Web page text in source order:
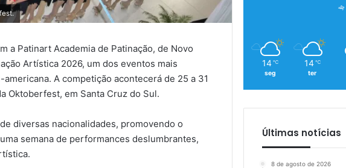
a Patinart Academia de Patinação, de Novo
Artística 2026, um dos eventos mais
A competição acontecerá de 25 a 31
Oktoberfest, em Santa Cruz do Sul.
diversas nacionalidades, promovendo o
semana de performances deslumbrantes,
14 ℃
seg
14 ℃
ter
Últimas notícias
8 de agosto de 2026